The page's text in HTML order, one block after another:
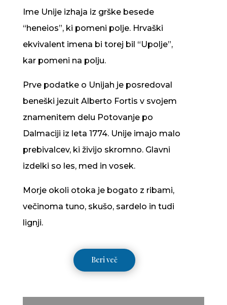
Ime Unije izhaja iz grške besede
“heneios”, ki pomeni polje. Hrvaški
ekvivalent imena bi torej bil “Upolje”,
kar pomeni na polju.
Prve podatke o Unijah je posredoval
beneški jezuit Alberto Fortis v svojem
znamenitem delu Potovanje po
Dalmaciji iz leta 1774. Unije imajo malo
prebivalcev, ki živijo skromno. Glavni
izdelki so les, med in vosek.
Morje okoli otoka je bogato z ribami,
večinoma tuno, skušo, sardelo in tudi
lignji.
Beri več